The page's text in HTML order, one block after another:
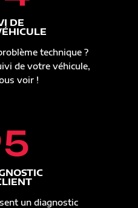
DE
technique ?
de votre véhicule,
voir !
un diagnostic